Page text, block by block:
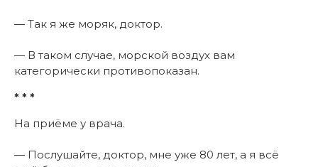
— Так я же моряк, доктор.
— В таком случае, морской воздух вам
категорически противопоказан.
* * *
На приёме у врача.
— Послушайте, доктор, мне уже 80 лет, а я всё